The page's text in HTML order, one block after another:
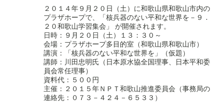
２０１４年９月２０日（土）に和歌山県和歌山市内の
プラザホープで、「核兵器のない平和な世界を－９．
２０和歌山学習集会」 が開催されます。
日時：９月２０日（土）１３：３０～
会場：プラザホープ多目的室（和歌山県和歌山市）
講演：「核兵器のない平和な世界を」（仮題）
講師：川田忠明氏（日本原水協全国理事、日本平和委
員会常任理事）
資料代：５００円
主催：２０１５年ＮＰＴ和歌山推進委員会（事務局の
連絡先：０７３－４２４－６５３３）